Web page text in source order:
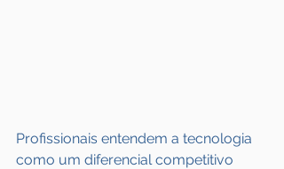
Profissionais entendem a tecnologia
como um diferencial competitivo